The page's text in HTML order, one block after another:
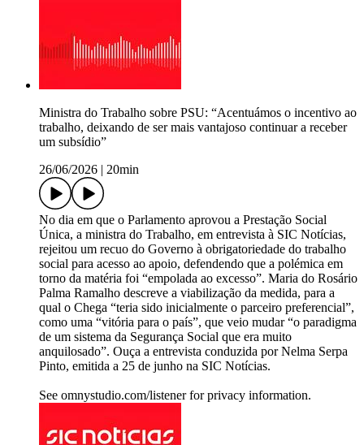
Ministra do Trabalho sobre PSU: “Acentuámos o incentivo ao
trabalho, deixando de ser mais vantajoso continuar a receber
um subsídio”
26/06/2026
20min
No dia em que o Parlamento aprovou a Prestação Social
Única, a ministra do Trabalho, em entrevista à SIC Notícias,
rejeitou um recuo do Governo à obrigatoriedade do trabalho
social para acesso ao apoio, defendendo que a polémica em
torno da matéria foi “empolada ao excesso”. Maria do Rosário
Palma Ramalho descreve a viabilização da medida, para a
qual o Chega “teria sido inicialmente o parceiro preferencial”,
como uma “vitória para o país”, que veio mudar “o paradigma
de um sistema da Segurança Social que era muito
anquilosado”. Ouça a entrevista conduzida por Nelma Serpa
Pinto, emitida a 25 de junho na SIC Notícias.
See omnystudio.com/listener for privacy information.